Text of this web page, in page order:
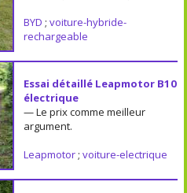
BYD ; voiture-hybride-
rechargeable
Essai détaillé Leapmotor B10
électrique
— Le prix comme meilleur
argument.
Leapmotor; voiture-electrique